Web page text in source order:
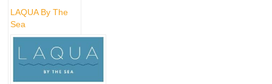
LAQUA By The
Sea